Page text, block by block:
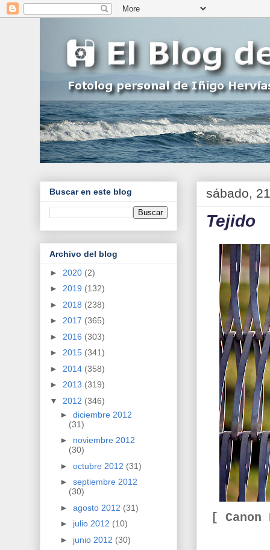
sábado,
Tejido
[
Buscar en este blog
Archivo del blog
► 2020 (2)
► 2019 (132)
► 2018 (238)
► 2017 (365)
► 2016 (303)
► 2015 (341)
► 2014 (358)
► 2013 (319)
▼ 2012 (346)
► diciembre 2012
(31)
► noviembre 2012
(30)
► octubre 2012 (31)
► septiembre 2012
(30)
► agosto 2012 (31)
► julio 2012 (10)
► junio 2012 (30)